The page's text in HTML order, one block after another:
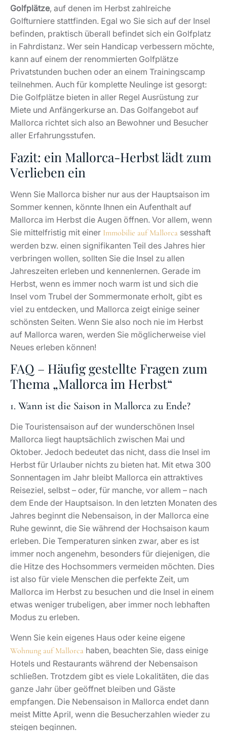
Golfplätze, auf denen im Herbst zahlreiche
Golfturniere stattfinden. Egal wo Sie sich auf der Insel
befinden, praktisch überall befindet sich ein Golfplatz
in Fahrdistanz. Wer sein Handicap verbessern möchte,
kann auf einem der renommierten Golfplätze
Privatstunden buchen oder an einem Trainingscamp
teilnehmen. Auch für komplette Neulinge ist gesorgt:
Die Golfplätze bieten in aller Regel Ausrüstung zur
Miete und Anfängerkurse an. Das Golfangebot auf
Mallorca richtet sich also an Bewohner und Besucher
aller Erfahrungsstufen.
Fazit: ein Mallorca-Herbst lädt zum
Verlieben ein
Wenn Sie Mallorca bisher nur aus der Hauptsaison im
Sommer kennen, könnte Ihnen ein Aufenthalt auf
Mallorca im Herbst die Augen öffnen. Vor allem, wenn
Sie mittelfristig mit einer Immobilie auf Mallorca sesshaft
werden bzw. einen signifikanten Teil des Jahres hier
verbringen wollen, sollten Sie die Insel zu allen
Jahreszeiten erleben und kennenlernen. Gerade im
Herbst, wenn es immer noch warm ist und sich die
Insel vom Trubel der Sommermonate erholt, gibt es
viel zu entdecken, und Mallorca zeigt einige seiner
schönsten Seiten. Wenn Sie also noch nie im Herbst
auf Mallorca waren, werden Sie möglicherweise viel
Neues erleben können!
FAQ – Häufig gestellte Fragen zum
Thema „Mallorca im Herbst“
1. Wann ist die Saison in Mallorca zu Ende?
Die Touristensaison auf der wunderschönen Insel
Mallorca liegt hauptsächlich zwischen Mai und
Oktober. Jedoch bedeutet das nicht, dass die Insel im
Herbst für Urlauber nichts zu bieten hat. Mit etwa 300
Sonnentagen im Jahr bleibt Mallorca ein attraktives
Reiseziel, selbst – oder, für manche, vor allem – nach
dem Ende der Hauptsaison. In den letzten Monaten des
Jahres beginnt die Nebensaison, in der Mallorca eine
Ruhe gewinnt, die Sie während der Hochsaison kaum
erleben. Die Temperaturen sinken zwar, aber es ist
immer noch angenehm, besonders für diejenigen, die
die Hitze des Hochsommers vermeiden möchten. Dies
ist also für viele Menschen die perfekte Zeit, um
Mallorca im Herbst zu besuchen und die Insel in einem
etwas weniger trubeligen, aber immer noch lebhaften
Modus zu erleben.
Wenn Sie kein eigenes Haus oder keine eigene
Wohnung auf Mallorca haben, beachten Sie, dass einige
Hotels und Restaurants während der Nebensaison
schließen. Trotzdem gibt es viele Lokalitäten, die das
ganze Jahr über geöffnet bleiben und Gäste
empfangen. Die Nebensaison in Mallorca endet dann
meist Mitte April, wenn die Besucherzahlen wieder zu
steigen beginnen.